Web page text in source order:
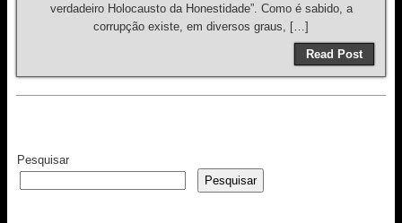
verdadeiro Holocausto da Honestidade”. Como é sabido, a
corrupção existe, em diversos graus, […]
Read Post
Pesquisar
Pesquisar